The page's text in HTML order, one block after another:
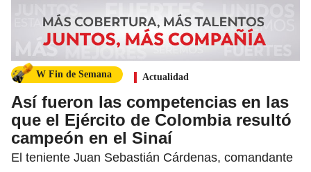
W Fin de Semana Actualidad
Así fueron las competencias en las
que el Ejército de Colombia resultó
campeón en el Sinaí
El teniente Juan Sebastián Cárdenas, comandante